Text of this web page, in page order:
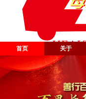
首页 关于